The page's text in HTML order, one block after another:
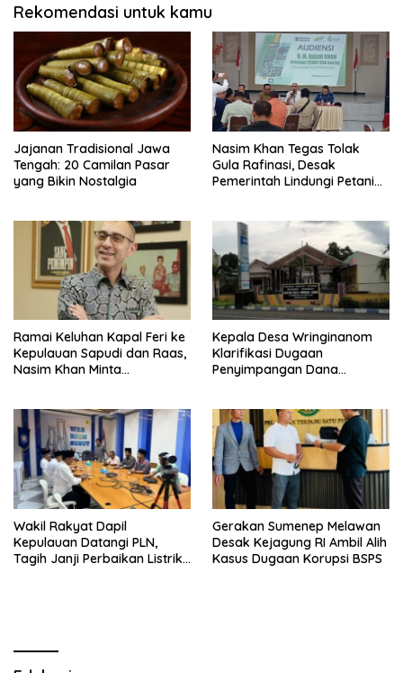
Rekomendasi untuk kamu
Jajanan Tradisional Jawa
Tengah: 20 Camilan Pasar
yang Bikin Nostalgia
Nasim Khan Tegas Tolak
Gula Rafinasi, Desak
Pemerintah Lindungi Petani
Ramai Keluhan Kapal Feri ke
Kepulauan Sapudi dan Raas,
Nasim Khan Minta
Kepala Desa Wringinanom
Klarifikasi Dugaan
Penyimpangan Dana
Wakil Rakyat Dapil
Kepulauan Datangi PLN,
Tagih Janji Perbaikan Listrik
Gerakan Sumenep Melawan
Desak Kejagung RI Ambil Alih
Kasus Dugaan Korupsi BSPS